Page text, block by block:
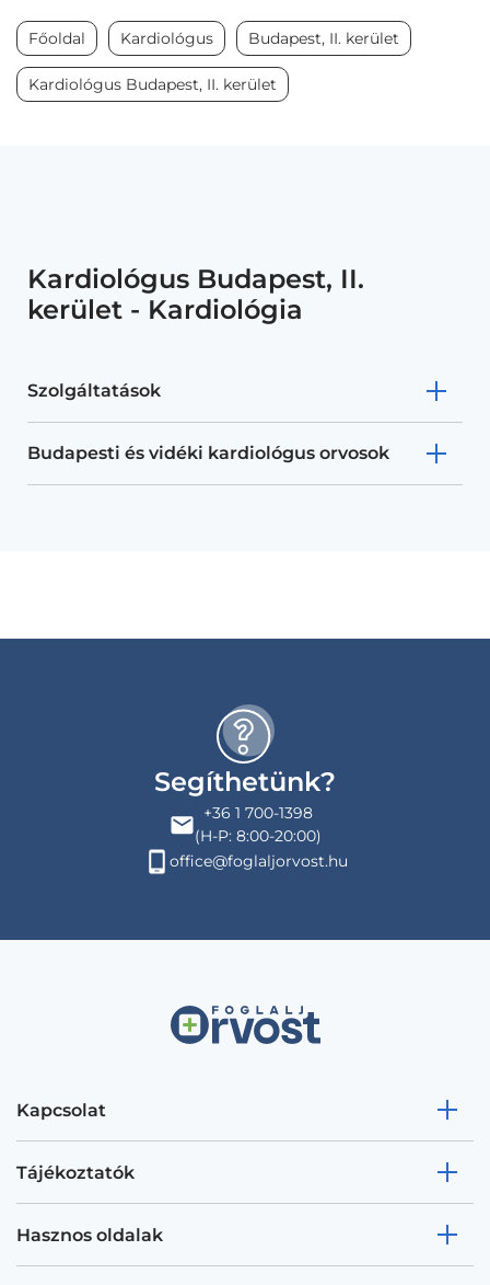
Főoldal Kardiológus Budapest, II. kerület
Kardiológus Budapest, II. kerület
Kardiológus Budapest, II.
kerület - Kardiológia
Szolgáltatások
Budapesti és vidéki kardiológus orvosok
Segíthetünk?
+36 1 700-1398
(H-P: 8:00-20:00)
office@foglaljorvost.hu
Kapcsolat
Tájékoztatók
Hasznos oldalak